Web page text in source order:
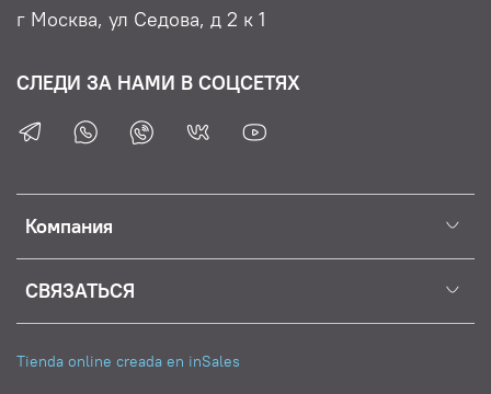
Компания
СВЯЗАТЬСЯ
г Москва, ул Седова, д 2 к 1
СЛЕДИ ЗА НАМИ В СОЦСЕТЯХ
Tienda online creada en inSales